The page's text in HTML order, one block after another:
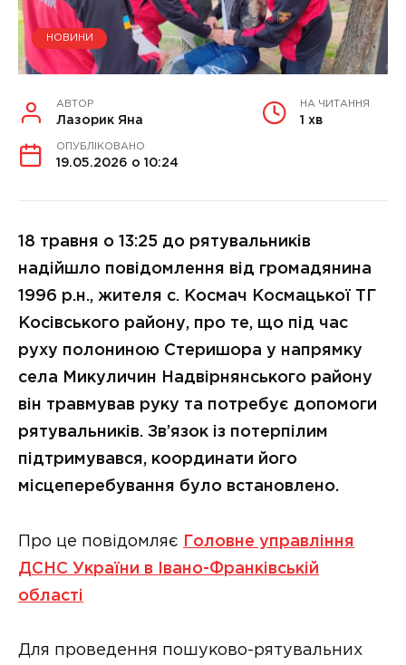
НОВИНИ
АВТОР
Лазорик Яна
НА ЧИТАННЯ
1 хв
ОПУБЛІКОВАНО
19.05.2026 о 10:24
18 травня о 13:25 до рятувальників
надійшло повідомлення від громадянина
1996 р.н., жителя с. Космач Космацької ТГ
Косівського району, про те, що під час
руху полониною Стеришора у напрямку
села Микуличин Надвірнянського району
він травмував руку та потребує допомоги
рятувальників. Зв’язок із потерпілим
підтримувався, координати його
місцеперебування було встановлено.
Про це повідомляє
Головне управління
ДСНС України в Івано-Франківській
області
Для проведення пошуково-рятувальних